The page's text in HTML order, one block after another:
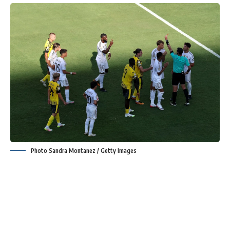
Photo Sandra Montanez / Getty Images